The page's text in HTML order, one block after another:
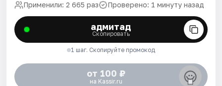
Применили: 2 665 раз Проверено: 1 минуту назад
адмитад
Скопировать
1 шаг. Скопируйте промокод
от 100 ₽
на Kassir.ru